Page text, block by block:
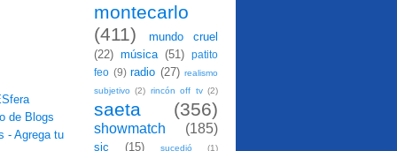
montecarlo
(411)
mundo cruel
(22) música (51)
patito
feo (9) radio (27) realismo
subjetivo (2) rincón off tv (2)
saeta (356)
showmatch (185)
sic (15) sucedió (1)